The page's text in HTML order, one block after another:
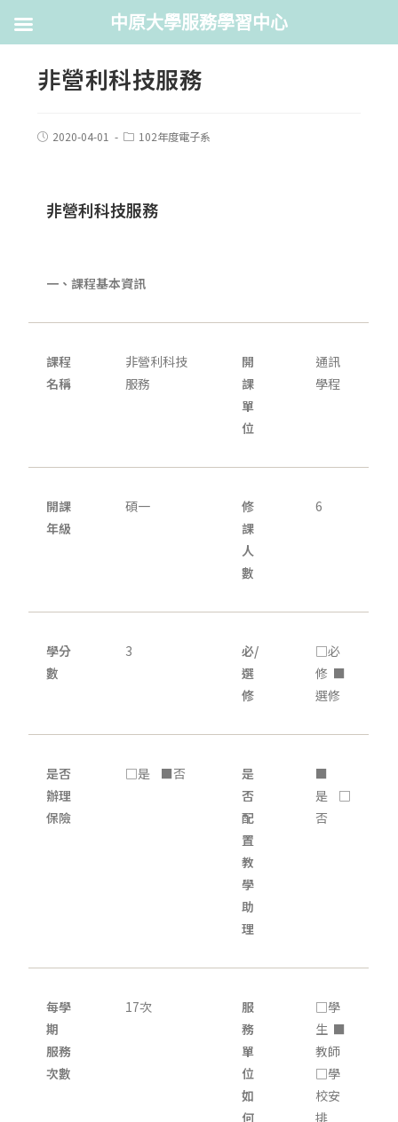
非營利科技服務
2020-04-01 102年度電子系
非營利科技服務
一、課程基本資訊
課程
名稱
非營利科技
服務
開
課
單
位
通訊
學程
開課
年級
碩一
修
課
人
數
6
學分
數
3
必/
選
修
□必
修 ■
選修
是否
辦理
保險
□是 ■否
是
否
配
置
教
學
助
理
■
是 □
否
每學
期
服務
次數
17次
服
務
單
位
如
何
□學
生 ■
教師
□學
校安
排
中原大學服務學習中心